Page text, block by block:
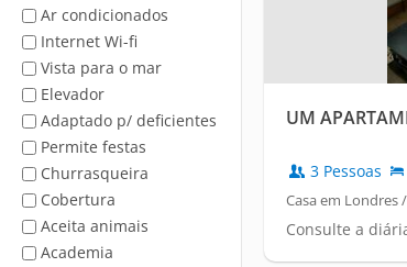
Ar condicionados
Internet Wi-fi
Vista para o mar
Elevador
Adaptado p/ deficientes
Permite festas
Churrasqueira
Cobertura
Aceita animais
Academia
UM
3 Pessoas
Casa em Londres
Consulte a